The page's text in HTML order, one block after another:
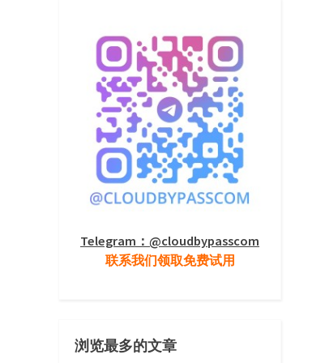
Telegram：@cloudbypasscom
联系我们领取免费试用
浏览最多的文章